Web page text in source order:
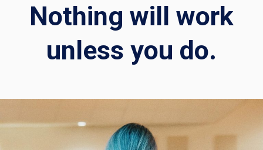
Nothing will work
unless you do.